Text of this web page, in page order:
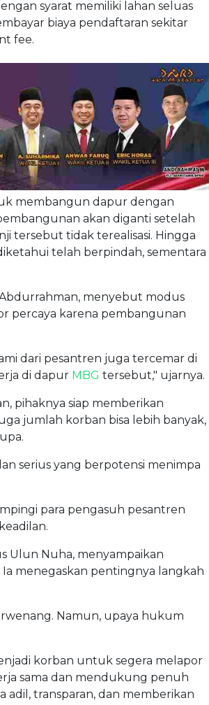
syarat memiliki lahan seluas
biaya pendaftaran sekitar
fee.
membangun dapur dengan
akan diganti setelah
tersebut tidak terealisasi. Hingga
telah berpindah, sementara
menyebut modus
percaya karena pembangunan
dari pesantren juga tercemar di
di dapur MBG tersebut," ujarnya.
pihaknya siap memberikan
jumlah korban bisa lebih banyak,
serius yang berpotensi menimpa
para pengasuh pesantren
Ulun Nuha, menyampaikan
menegaskan pentingnya langkah
Namun, upaya hukum
korban untuk segera melapor
sama dan mendukung penuh
adil, transparan, dan memberikan